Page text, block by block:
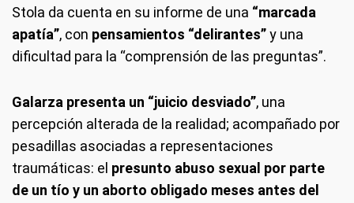
Stola da cuenta en su informe de una “marcada
apatía”, con pensamientos “delirantes”y una
dificultad para la “comprensión de las preguntas”.
Galarza presenta un “juicio desviado”, una
percepción alterada de la realidad; acompañado por
pesadillas asociadas a representaciones
traumáticas: el presunto abuso sexual por parte
de un tío y un aborto obligado meses antes del